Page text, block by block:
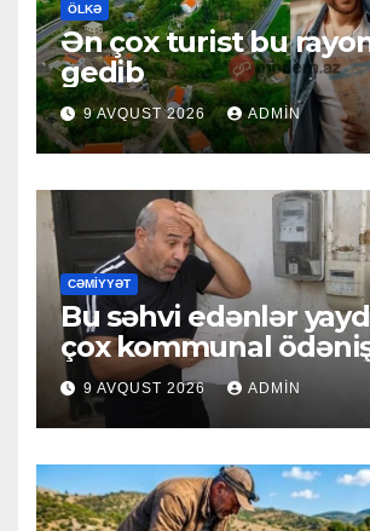
ÖLKƏ
Ən çox turist bu
gedib
9 AVQUST 2026 ADMIN
CƏMIYYƏT
Bu səhvi edənlər
çox kommunal
9 AVQUST 2026 ADMIN